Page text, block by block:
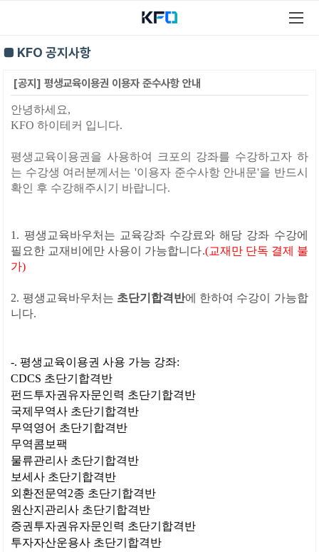
■ KFO 공지사항
[공지] 평생교육이용권 이용자 준수사항 안내
안녕하세요,
KFO 하이테커 입니다.
평생교육이용권을 사용하여 크포의 강좌를 수강하고자 하
는 수강생 여러분께서는 '이용자 준수사항 안내문'을 반드시
확인 후 수강해주시기 바랍니다.
1. 평생교육바우처는 교육강좌 수강료와 해당 강좌 수강에
필요한 교재비에만 사용이 가능합니다.(교재만 단독 결제 불
가)
2. 평생교육바우처는 초단기합격 반에 한하여 수강이 가능합
니다.
-. 평생교육이용권 사용 가능 강좌:
CDCS 초단기합격반
펀드투자권유자문인력 초단기합격반
국제무역사 초단기합격반
무역영어 초단기합격반
무역콤보팩
물류관리사 초단기합격반
보세사 초단기합격반
외환전문역2종 초단기합격반
원산지관리사 초단기합격반
증권투자권유자문인력 초단기합격반
투자자산운용사 초단기합격반